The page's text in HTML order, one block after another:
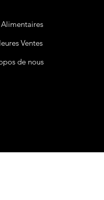
Ventes
de nous